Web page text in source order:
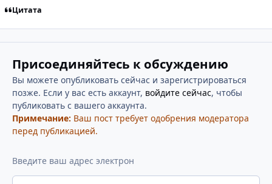
Цитата
Присоединяйтесь к обсуждению
Вы можете опубликовать сейчас и зарегистрироваться
позже. Если у вас есть аккаунт, войдите сейчас, чтобы
публиковать с вашего аккаунта.
Примечание: Ваш пост требует одобрения модератора
перед публикацией.